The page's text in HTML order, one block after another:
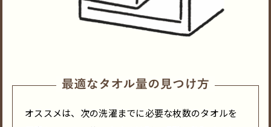
オススメは、次の洗濯までに必要な枚数のタオルを